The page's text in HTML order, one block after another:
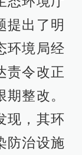
提出了明
环境局经
责令改正
整改。
现，其环
防治设施